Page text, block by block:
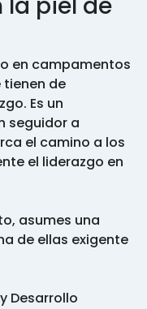
la piel de
en campamentos
de
Es un
seguidor a
el camino a los
el liderazgo en
asumes una
de ellas exigente
Desarrollo